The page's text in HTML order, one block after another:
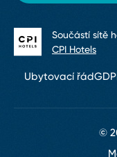
O hotelu
Pokoje
Restaurace a
Ubytovací řád
©
Součástí sítě
CPI Hotels